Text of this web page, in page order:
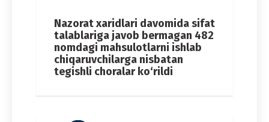
Nazorat xaridlari davomida sifat
talablariga javob bermagan 482
nomdagi mahsulotlarni ishlab
chiqaruvchilarga nisbatan
tegishli choralar ko‘rildi